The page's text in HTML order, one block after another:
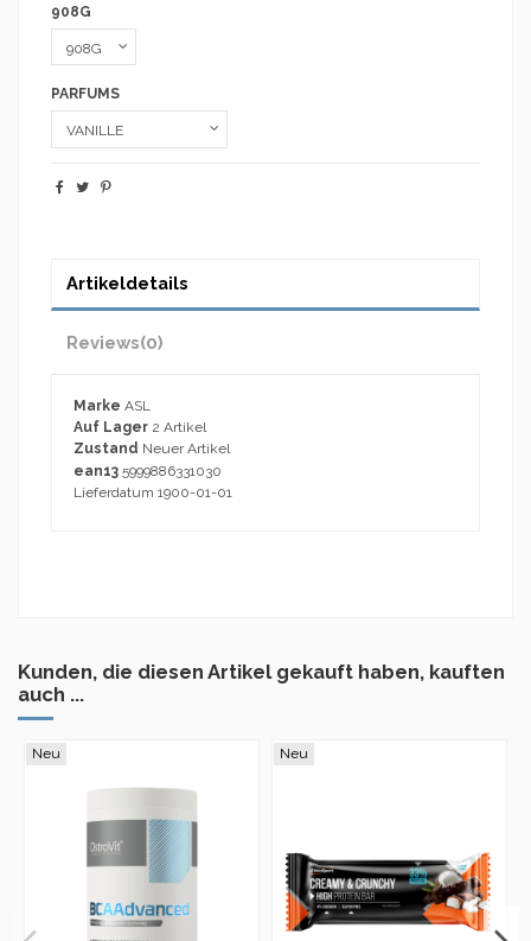
908G
PARFUMS
Artikeldetails
Reviews(0)
Marke ASL
Auf Lager 2 Artikel
Zustand Neuer Artikel
ean13 5999886331030
Lieferdatum 1900-01-01
Kunden, die diesen Artikel gekauft haben, kauften
auch ...
Neu Neu